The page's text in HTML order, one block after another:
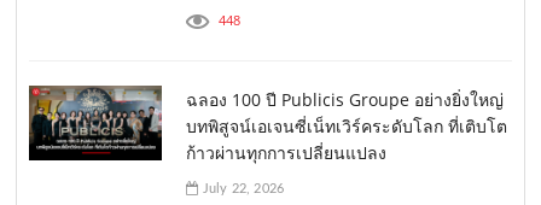
448
ฉลอง 100 ปี Publicis Groupe อย่างยิ่งใหญ่
บทพิสูจน์เอเจนซี่เน็ทเวิร์คระดับโลก ที่เติบโต
ก้าวผ่านทุกการเปลี่ยนแปลง
July 22, 2026